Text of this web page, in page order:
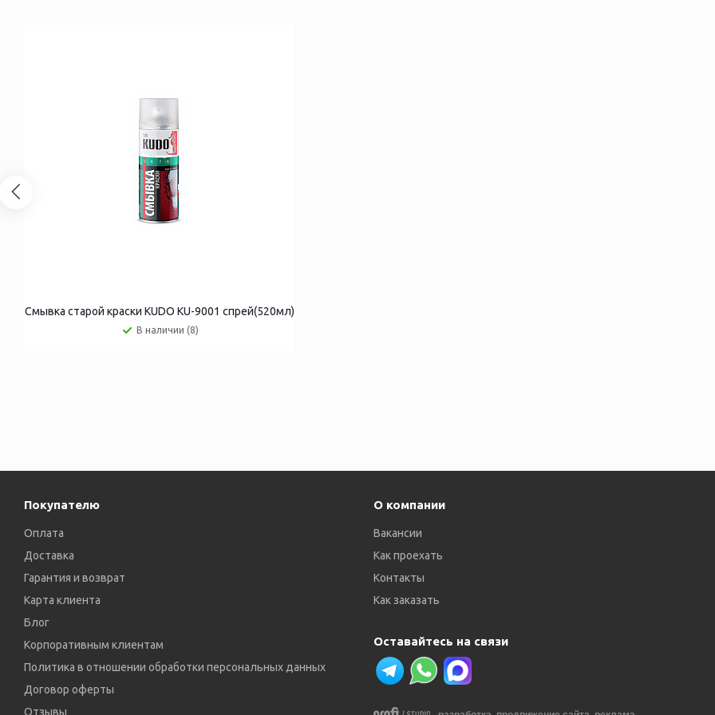
Смывка старой краски KUDO KU-9001 спрей(520мл)
В наличии (8)
Покупателю
Оплата
Доставка
Гарантия и возврат
Карта клиента
Блог
Корпоративным клиентам
Политика в отношении обработки персональных данных
Договор оферты
Отзывы
О компании
Вакансии
Как проехать
Контакты
Как заказать
Оставайтесь на связи